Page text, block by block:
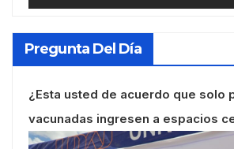
Pregunta Del Día
¿Esta usted de acuerdo que solo
vacunadas ingresen a espacios